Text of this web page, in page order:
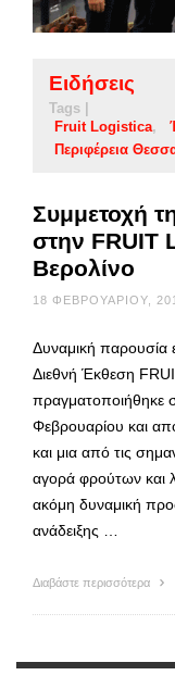
Ειδήσεις
Tags |
Fruit Logistica
Περιφέρεια
Συμμετοχή
στην FRUIT
Βερολίνο
18 ΦΕΒΡΟΥΑΡΊΟΥ,
Δυναμική παρουσία
Διεθνή Έκθεση
πραγματοποιήθηκε
Φεβρουαρίου και
και μια από τις
αγορά φρούτων και
ακόμη δυναμική
ανάδειξης …
Διαβάστε περισσότερα